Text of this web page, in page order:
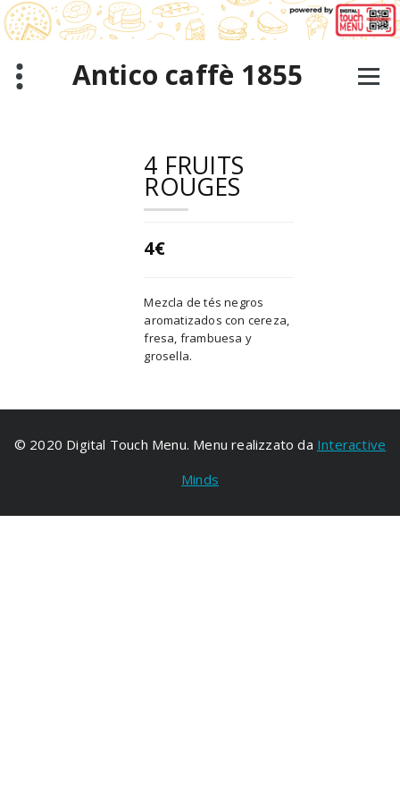
Saltar
al
contenido
Antico caffè 1855
4 FRUITS
ROUGES
4€
Mezcla de tés negros
aromatizados con cereza,
fresa, frambuesa y
grosella.
© 2020 Digital Touch Menu. Menu realizzato da Interactive
Minds